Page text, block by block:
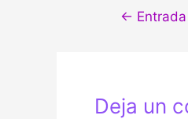
Navegación
←
Deja un